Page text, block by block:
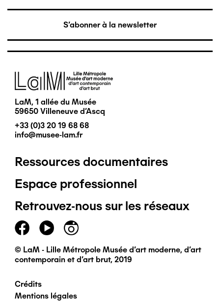
S'abonner à la newsletter
Image
LaM, 1 allée du Musée
59650 Villeneuve d'Ascq
+33 (0)3 20 19 68 68
info@musee-lam.fr
Pied
de
page
principal
Ressources documentaires
Espace professionnel
Retrouvez-nous sur les réseaux
© LaM - Lille Métropole Musée d'art moderne, d'art
contemporain et d'art brut, 2019
Pied
Crédits
Mentions légales